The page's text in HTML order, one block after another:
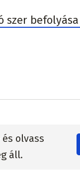
szer
és olvass
áll.